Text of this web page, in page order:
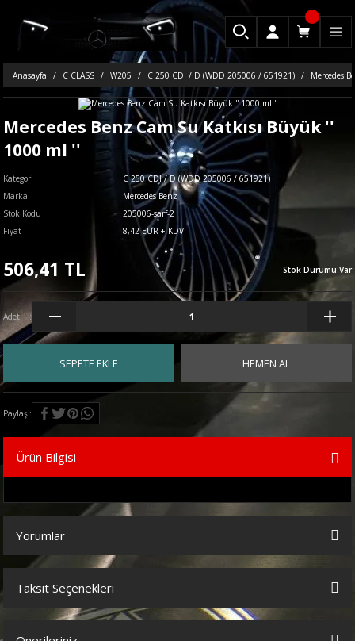
Anasayfa C CLASS W205 C 250 CDI / D (WDD 205006 / 651921) Mercedes
Mercedes Benz Cam Su Katkısı Büyük ''
1000 ml ''
Kategori
C 250 CDI / D (WDD 205006 / 651921)
Marka
Mercedes Benz
Stok Kodu
205006-sarf-2
Fiyat
8,42 EUR + KDV
506,41 TL Stok Durumu:Var
Adet
SEPETE EKLE HEMEN AL
Paylaş
Ürün Bilgisi
Yorumlar
Bu ürüne ilk yorumu siz yapın!
Taksit Seçenekleri